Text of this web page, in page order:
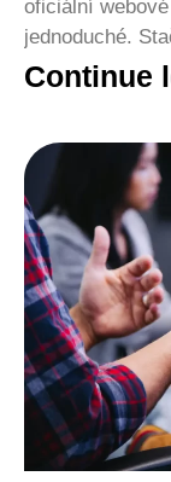
oficiální
jednoduché.
Continue